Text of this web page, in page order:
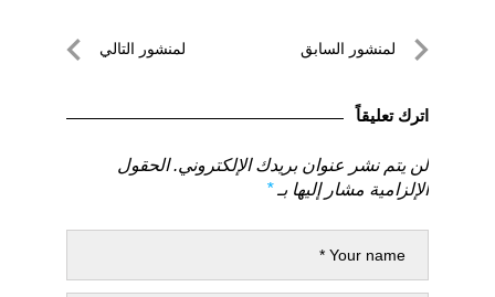
تصفّحلمنشور السابق
السابق
لمنشور التالي
اترك تعليقاً
لن يتم نشر عنوان بريدك الإلكتروني. الحقول
الإلزامية مشار إليها بـ*